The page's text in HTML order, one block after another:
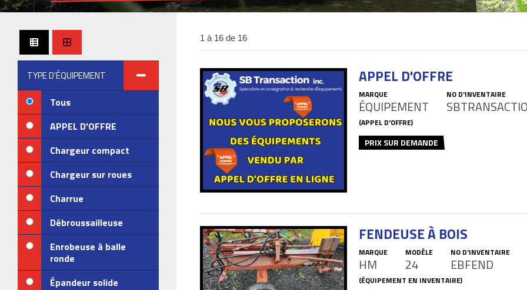
TYPE D'ÉQUIPEMENT
Tous
APPEL D'OFFRE
Chargeur compact
Chargeur sur roues
Charrue
Débroussailleuse
Enrobeuse à balle
ronde
Épandeur solide
1 à 16 de 16
APPEL D'OFFRE
MARQUE
ÉQUIPEMENT
NO D'INVENTAIRE
(APPEL D'OFFRE)
PRIX SUR DEMANDE
FENDEUSE À BOIS
MARQUE
HM
MODÈLE
24
NO D'INVENTAIRE
EBFEND
(ÉQUIPEMENT EN INVENTAIRE)